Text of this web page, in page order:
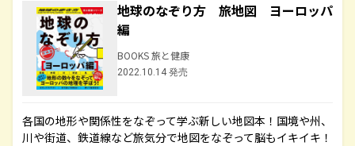
地球のなぞり方 旅地図 ヨーロッパ
編
BOOKS 旅と健康
2022.10.14 発売
各国の地形や関係性をなぞって学ぶ新しい地図本！国境や州、
川や街道、鉄道線など旅気分で地図をなぞって脳もイキイキ！